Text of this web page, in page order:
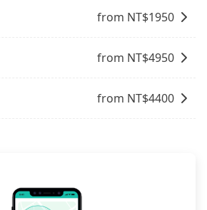
3) 搭乘寵物友善專車卻沒有裝籠。
請您務將寵物置入提籠或提袋內。
from NT$1950
from NT$4950
from NT$4400